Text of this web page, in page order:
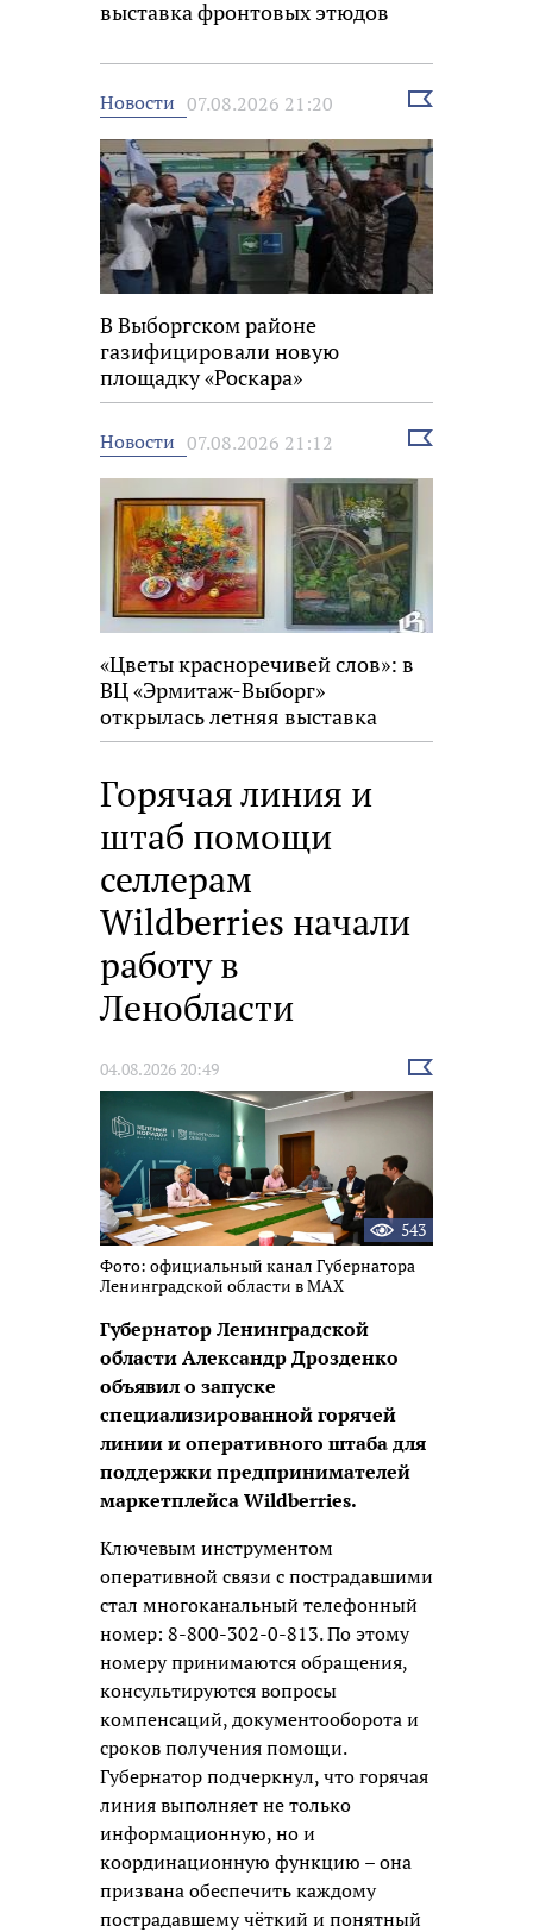
выставка фронтовых этюдов
Новости 07.08.2026 21:20
Выбрать
В Выборгском районе
газифицировали новую
площадку «Роскара»
Новости 07.08.2026 21:12
Выбрать
«Цветы красноречивей слов»: в
ВЦ «Эрмитаж-Выборг»
открылась летняя выставка
Горячая линия и
штаб помощи
селлерам
Wildberries начали
работу в
Ленобласти
04.08.2026 20:49
Выбрать
новость
543
Фото: официальный канал Губернатора
Ленинградской области в МАХ
Губернатор Ленинградской
области Александр Дрозденко
объявил о запуске
специализированной горячей
линии и оперативного штаба для
поддержки предпринимателей
маркетплейса Wildberries.
Ключевым инструментом
оперативной связи с пострадавшими
стал многоканальный телефонный
номер: 8-800-302-0-813. По этому
номеру принимаются обращения,
консультируются вопросы
компенсаций, документооборота и
сроков получения помощи.
Губернатор подчеркнул, что горячая
линия выполняет не только
информационную, но и
координационную функцию – она
призвана обеспечить каждому
пострадавшему чёткий и понятный